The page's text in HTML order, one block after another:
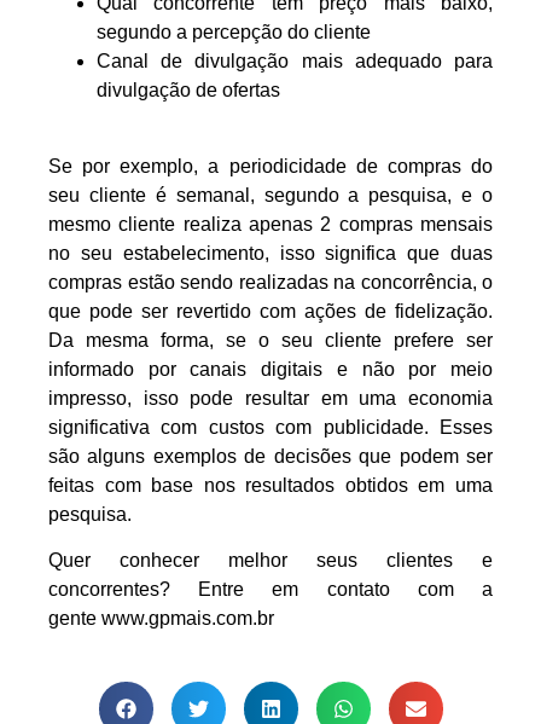
segundo a percepção do cliente
Canal de divulgação mais adequado para
divulgação de ofertas
Se por exemplo, a periodicidade de compras do
seu cliente é semanal, segundo a pesquisa, e o
mesmo cliente realiza apenas 2 compras mensais
no seu estabelecimento, isso significa que duas
compras estão sendo realizadas na concorrência, o
que pode ser revertido com ações de fidelização.
Da mesma forma, se o seu cliente prefere ser
informado por canais digitais e não por meio
impresso, isso pode resultar em uma economia
significativa com custos com publicidade. Esses
são alguns exemplos de decisões que podem ser
feitas com base nos resultados obtidos em uma
pesquisa.
Quer conhecer melhor seus clientes e
concorrentes? Entre em contato com a
gente www.gpmais.com.br